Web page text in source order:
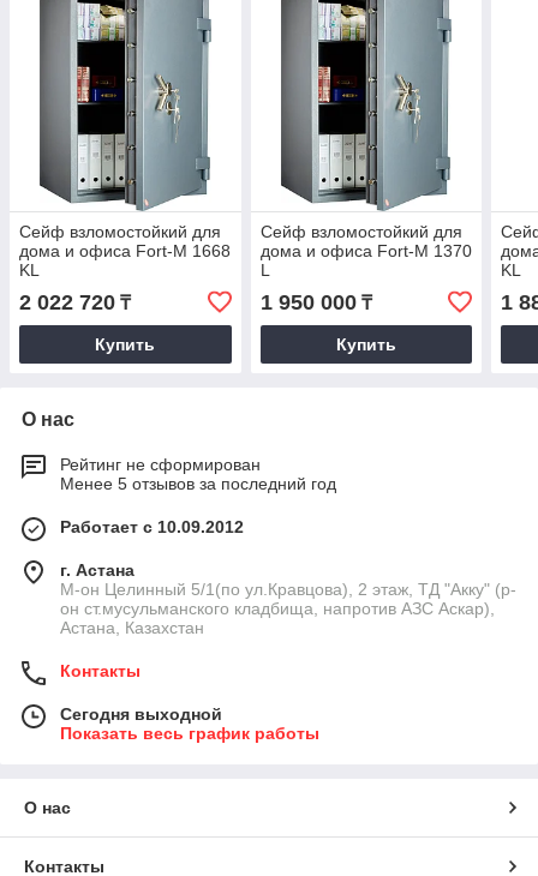
Сейф взломостойкий для
дома и офиса Fort-M 1668
KL
2 022 720 ₸
Купить
Сейф взломостойкий для
дома и офиса Fort-M 1370
L
1 950 000₸
Купить
KL
1
О нас
Рейтинг не сформирован
Менее 5 отзывов за последний год
Работает с 10.09.2012
г. Астана
М-он Целинный 5/1(по ул.Кравцова), 2 этаж, ТД "Акку" (р-
он ст.мусульманского кладбища, напротив АЗС Аскар),
Астана, Казахстан
Контакты
Сегодня выходной
Показать весь график работы
О нас
Контакты